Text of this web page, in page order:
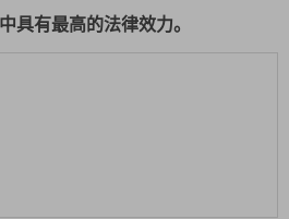
具有最高的法律效力。